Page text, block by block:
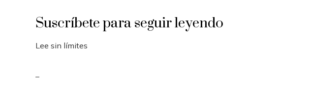
Suscríbete para seguir leyendo
Lee sin límites